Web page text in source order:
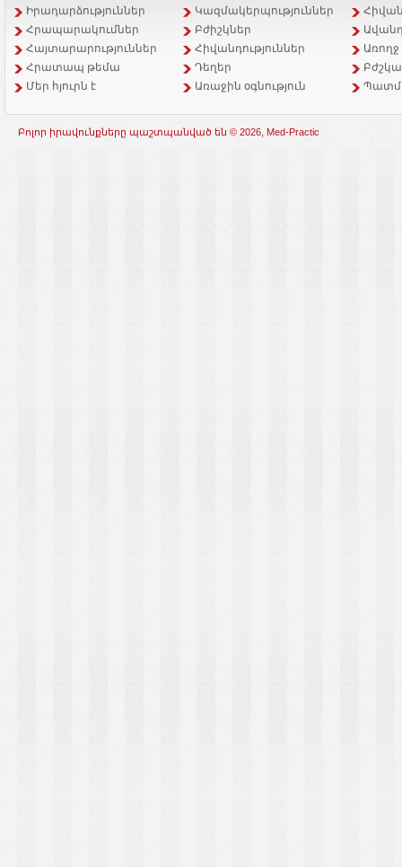
Իրադարձություններ
Կազմակերպություններ
Հրապարակումներ
Բժիշկներ
Հայտարարություններ
Հիվանդություններ
Հրատապ թեմա
Դեղեր
Մեր հյուրն է
Առաջին օգնություն
Բոլոր իրավունքները պաշտպանված են © 2026, Med-Practic